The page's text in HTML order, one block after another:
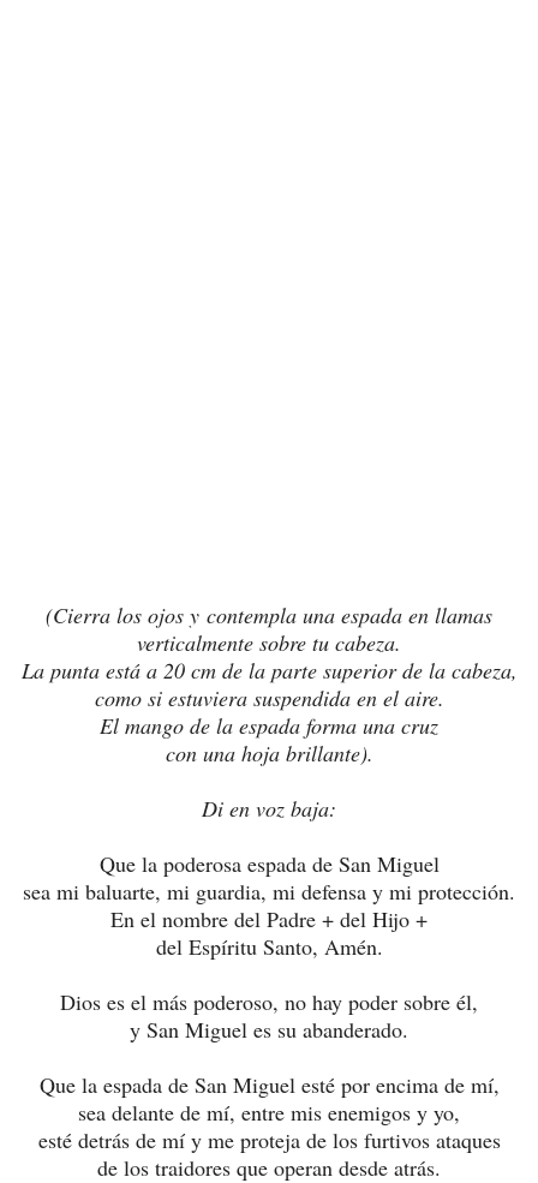
(Cierra los ojos y contempla una espada en llamas
verticalmente sobre tu cabeza.
La punta está a 20 cm de la parte superior de la cabeza,
como si estuviera suspendida en el aire.
El mango de la espada forma una cruz
con una hoja brillante).
Di en voz baja:
Que la poderosa espada de San Miguel
sea mi baluarte, mi guardia, mi defensa y mi protección.
En el nombre del Padre + del Hijo +
del Espíritu Santo, Amén.
Dios es el más poderoso, no hay poder sobre él,
y San Miguel es su abanderado.
Que la espada de San Miguel esté por encima de mí,
sea delante de mí, entre mis enemigos y yo,
esté detrás de mí y me proteja de los furtivos ataques
de los traidores que operan desde atrás.